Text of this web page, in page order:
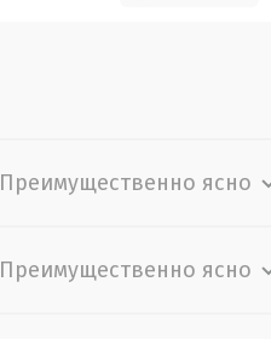
Преимущественно ясно
Преимущественно ясно